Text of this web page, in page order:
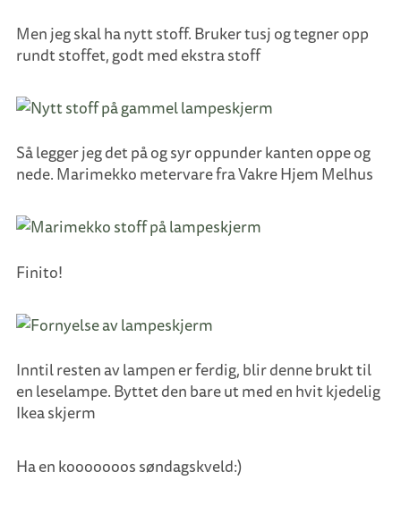
Men jeg skal ha nytt stoff. Bruker tusj og tegner opp
rundt stoffet, godt med ekstra stoff
Så legger jeg det på og syr oppunder kanten oppe og
nede. Marimekko metervare fra Vakre Hjem Melhus
Finito!
Inntil resten av lampen er ferdig, blir denne brukt til
en leselampe. Byttet den bare ut med en hvit kjedelig
Ikea skjerm
Ha en kooooooos søndagskveld:)